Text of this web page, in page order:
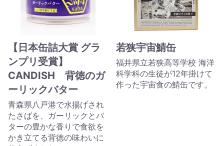
【日本缶詰大賞 グラ
ンプリ受賞】
CANDISH 背徳のガ
ーリックバター
青森県八戸港で水揚げされ
たさばを、ガーリックとバ
ターの豊かな香りで食欲を
かき立てる背徳の味わいに
若狭宇宙鯖缶
福井県立若狭高等学校 海洋
科学科の生徒が12年掛けて
作った宇宙食の鯖缶です。